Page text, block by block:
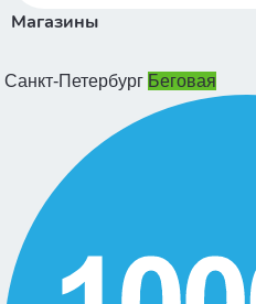
Магазины
Санкт-Петербург Беговая